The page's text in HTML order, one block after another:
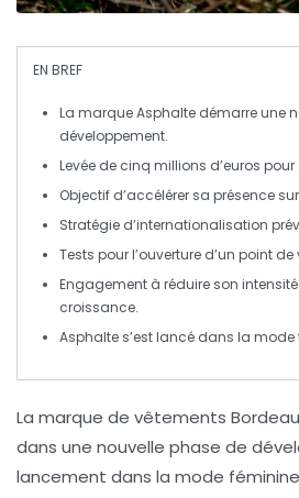
EN BREF
La marqueAsphalte démarre une
développement.
Levée de cinq millions d’euros pour
Objectif d’accélérer sa présence
Stratégie d’internationalisation
Tests pour l’ouverture d’un point de
Engagement à réduire son
croissance.
Asphalte s’est lancé dans la mode
La marque de vêtements
dans une nouvelle phase de
lancement dans la mode